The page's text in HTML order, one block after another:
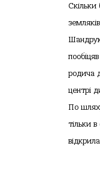
Скільки
родича
центрі
По
тільки